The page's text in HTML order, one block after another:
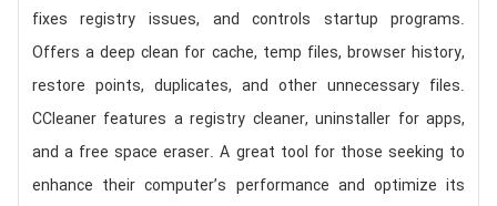
fixes registry issues, and controls startup programs.
Offers a deep clean for cache, temp files, browser history,
restore points, duplicates, and other unnecessary files.
CCleaner features a registry cleaner, uninstaller for apps,
and a free space eraser. A great tool for those seeking to
enhance their computer’s performance and optimize its